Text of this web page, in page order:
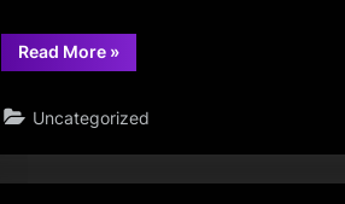
Read More“Elektroniczna
obsługa
»
Uncategorized